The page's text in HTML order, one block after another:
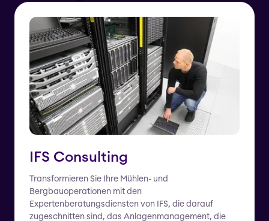
IFS Consulting
Transformieren Sie Ihre Mühlen- und
Bergbauoperationen mit den
Expertenberatungsdiensten von IFS, die darauf
zugeschnitten sind, das Anlagenmanagement, die